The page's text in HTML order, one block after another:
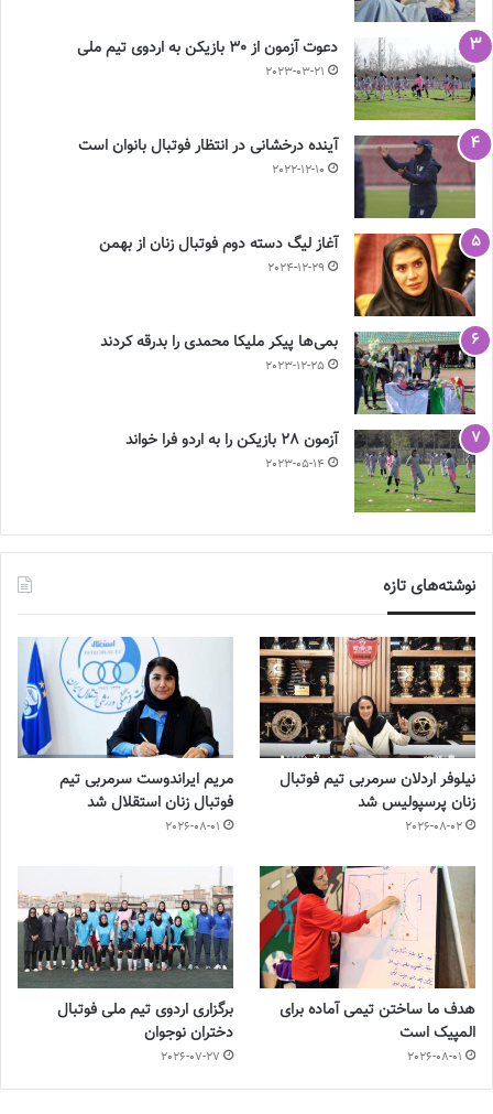
دعوت آزمون از 30 بازیکن به اردوی تیم ملی
2023-03-21
آینده درخشانی در انتظار فوتبال بانوان است
2022-12-10
آغاز لیگ دسته دوم فوتبال زنان از بهمن
2024-12-29
بمی‌ها پیکر ملیکا محمدی را بدرقه کردند
2023-12-25
آزمون 28 بازیکن را به اردو فرا خواند
2023-05-14
نوشته‌های تازه
نیلوفر اردلان سرمربی تیم فوتبال
زنان پرسپولیس شد
2026-08-02
مریم ایراندوست سرمربی تیم
فوتبال زنان استقلال شد
2026-08-01
هدف ما ساختن تیمی آماده برای
المپیک است
2026-08-01
برگزاری اردوی تیم ملی فوتبال
دختران نوجوان
2026-07-27